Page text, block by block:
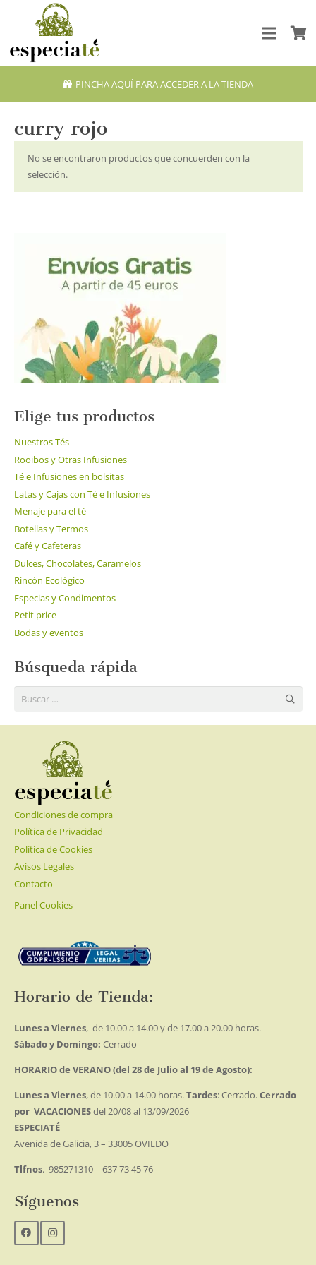
PINCHA AQUÍ PARA ACCEDER A LA TIENDA
curry rojo
No se encontraron productos que concuerden con la
selección.
Elige tus productos
Nuestros Tés
Rooibos y Otras Infusiones
Té e Infusiones en bolsitas
Latas y Cajas con Té e Infusiones
Menaje para el té
Botellas y Termos
Café y Cafeteras
Dulces, Chocolates, Caramelos
Rincón Ecológico
Especias y Condimentos
Petit price
Bodas y eventos
Búsqueda rápida
Condiciones de compra
Política de Privacidad
Política de Cookies
Avisos Legales
Contacto
Panel Cookies
Horario de Tienda:
Lunes a Viernes, de 10.00 a 14.00 y de 17.00 a 20.00 horas.
Sábado y Domingo: Cerrado
HORARIO de VERANO (del 28 de Julio al 19 de Agosto):
Lunes a Viernes, de 10.00 a 14.00 horas.Tardes: Cerrado.Cerrado
por VACACIONESdel 20/08 al 13/09/2026
ESPECIATÉ
Avenida de Galicia, 3 – 33005 OVIEDO
Tlfnos. 985271310 – 637 73 45 76
Síguenos